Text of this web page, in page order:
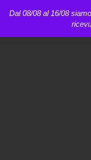
Dal 08/08 al 16/08